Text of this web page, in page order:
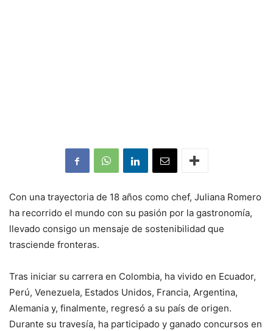
Con una trayectoria de 18 años como chef, Juliana Romero
ha recorrido el mundo con su pasión por la gastronomía,
llevado consigo un mensaje de sostenibilidad que
trasciende fronteras.
Tras iniciar su carrera en Colombia, ha vivido en Ecuador,
Perú, Venezuela, Estados Unidos, Francia, Argentina,
Alemania y, finalmente, regresó a su país de origen.
Durante su travesía, ha participado y ganado concursos en